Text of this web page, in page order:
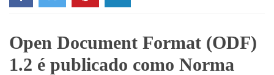
Open Document Format (ODF)
1.2 é publicado como Norma